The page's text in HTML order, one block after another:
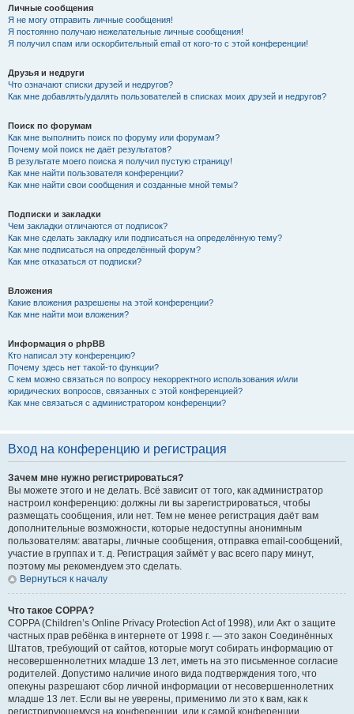
Личные сообщения
Я не могу отправить личные сообщения!
Я постоянно получаю нежелательные личные сообщения!
Я получил спам или оскорбительный email от кого-то с этой конференции!
Друзья и недруги
Что означают списки друзей и недругов?
Как мне добавлять/удалять пользователей в списках моих друзей и недругов?
Поиск по форумам
Как мне выполнить поиск по форуму или форумам?
Почему мой поиск не даёт результатов?
В результате моего поиска я получил пустую страницу!
Как мне найти пользователя конференции?
Как мне найти свои сообщения и созданные мной темы?
Подписки и закладки
Чем закладки отличаются от подписок?
Как мне сделать закладку или подписаться на определённую тему?
Как мне подписаться на определённый форум?
Как мне отказаться от подписки?
Вложения
Какие вложения разрешены на этой конференции?
Как мне найти мои вложения?
Информация о phpBB
Кто написал эту конференцию?
Почему здесь нет такой-то функции?
С кем можно связаться по вопросу некорректного использования и/или
юридических вопросов, связанных с этой конференцией?
Как мне связаться с администратором конференции?
Вход на конференцию и регистрация
Зачем мне нужно регистрироваться?
Вы можете этого и не делать. Всё зависит от того, как администратор
настроил конференцию: должны ли вы зарегистрироваться, чтобы
размещать сообщения, или нет. Тем не менее регистрация даёт вам
дополнительные возможности, которые недоступны анонимным
пользователям: аватары, личные сообщения, отправка email-сообщений,
участие в группах и т. д. Регистрация займёт у вас всего пару минут,
поэтому мы рекомендуем это сделать.
Вернуться к началу
Что такое COPPA?
COPPA (Children’s Online Privacy Protection Act of 1998), или Акт о защите
частных прав ребёнка в интернете от 1998 г. — это закон Соединённых
Штатов, требующий от сайтов, которые могут собирать информацию от
несовершеннолетних младше 13 лет, иметь на это письменное согласие
родителей. Допустимо наличие иного вида подтверждения того, что
опекуны разрешают сбор личной информации от несовершеннолетних
младше 13 лет. Если вы не уверены, применимо ли это к вам, как к
регистрирующемуся на конференции, или к самой конференции,